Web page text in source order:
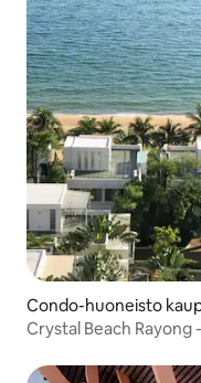
Condo-huoneisto
Crystal Beach Rayong